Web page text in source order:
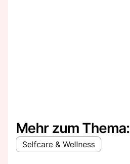
Mehr zum Thema:
Selfcare & Wellness